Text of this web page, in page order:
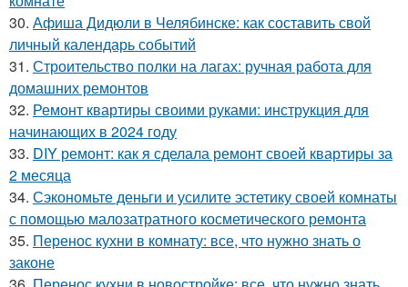
30. Афиша Дидюли в Челябинске: как составить свой
личный календарь событий
31. Строительство полки на лагах: ручная работа для
домашних ремонтов
32. Ремонт квартиры своими руками: инструкция для
начинающих в 2024 году
33. DIY ремонт: как я сделала ремонт своей квартиры за
2 месяца
34. Сэкономьте деньги и усилите эстетику своей комнаты
с помощью малозатратного косметического ремонта
35. Перенос кухни в комнату: все, что нужно знать о
законе